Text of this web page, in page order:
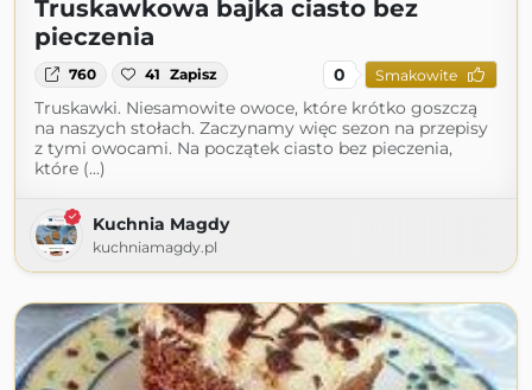
Truskawkowa bajka ciasto bez
pieczenia
760 41 Zapisz 0 Smakowite
Truskawki. Niesamowite owoce, które krótko goszczą
na naszych stołach. Zaczynamy więc sezon na przepisy
z tymi owocami. Na początek ciasto bez pieczenia,
które (...)
Kuchnia Magdy
kuchniamagdy.pl